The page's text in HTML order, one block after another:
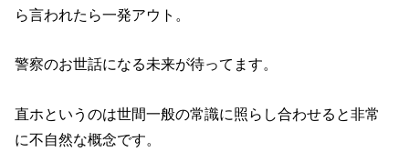
ら言われたら一発アウト。
警察のお世話になる未来が待ってます。
直ホというのは世間一般の常識に照らし合わせると非常
に不自然な概念です。